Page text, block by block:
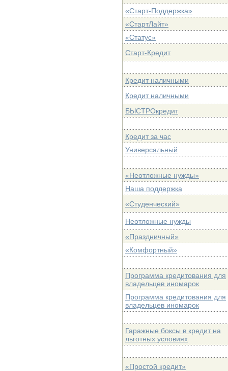
«Старт-Поддержка»
«СтартЛайт»
«Статус»
Старт-Кредит
Кредит наличными
Кредит наличными
БЫСТРОкредит
Кредит за час
Универсальный
«Неотложные нужды»
Наша поддержка
«Студенческий»
Неотложные нужды
«Праздничный»
«Комфортный»
Программа кредитования для
владельцев иномарок
Программа кредитования для
владельцев иномарок
Гаражные боксы в кредит на
льготных условиях
«Простой кредит»